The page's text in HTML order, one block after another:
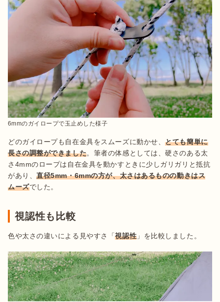
6mmのガイロープで玉止めした様子
どのガイロープも自在金具をスムーズに動かせ、とても簡単に
長さの調整ができました。筆者の体感としては、硬さのある太
さ4mmのロープは自在金具を動かすときに少しガリガリと抵抗
があり、直径5mm・6mmの方が、太さはあるものの動きはス
ムーズでした。
視認性も比較
色や太さの違いによる見やすさ「視認性 」を比較しました。